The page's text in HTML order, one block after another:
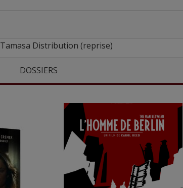
Distribution (reprise)
DOSSIERS